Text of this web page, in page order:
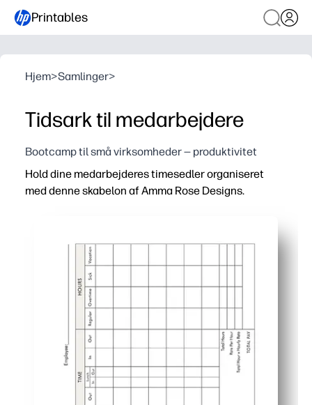
Printables
Hjem>Samlinger>
Tidsark til medarbejdere
Bootcamp til små virksomheder — produktivitet
Hold dine medarbejderes timesedler organiseret
med denne skabelon af Amma Rose Designs.